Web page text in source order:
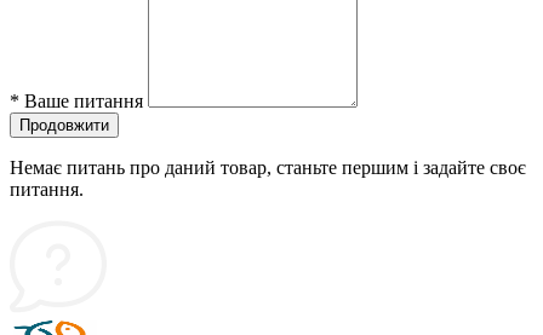
* Ваше питання
Продовжити
Немає питань про даний товар, станьте першим і задайте своє
питання.